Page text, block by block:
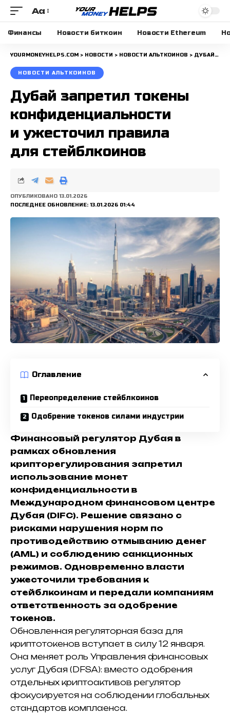
Размера
шрифта
Aa
Финансы Новости биткоин Новости Ethereum
YOURMONEYHELPS.COM > НОВОСТИ > НОВОСТИ АЛЬТКОИНОВ > ДУБАЙ ЗАПРЕТИЛ ТОКЕНЫ КОНФИДЕНЦИАЛЬНОСТИ И УЖЕСТОЧИЛ ПРАВИЛА ДЛЯ СТЕЙБЛКОИНОВ
НОВОСТИ АЛЬТКОИНОВ
Дубай запретил токены
конфиденциальности
и ужесточил правила
для стейблкоинов
ПОСЛЕДНЕЕ ОБНОВЛЕНИЕ: 13.01.2026 01:44
ОПУБЛИКОВАНО 13.01.2026
Оглавление
Переопределение стейблкоинов
Одобрение токенов силами индустрии
Финансовый регулятор Дубая в
рамках обновления
крипторегулирования запретил
использование монет
конфиденциальности в
Международном финансовом центре
Дубая (DIFC). Решение связано с
рисками нарушения норм по
противодействию отмыванию денег
(AML) и соблюдению санкционных
режимов. Одновременно власти
ужесточили требования к
стейблкоинам и передали компаниям
ответственность за одобрение
токенов.
Обновленная регуляторная база для
криптотокенов вступает в силу 12 января.
Она меняет роль Управления финансовых
услуг Дубая (DFSA): вместо одобрения
отдельных криптоактивов регулятор
фокусируется на соблюдении глобальных
стандартов комплаенса.